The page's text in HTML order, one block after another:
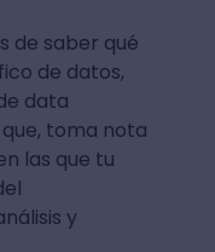
de saber qué
de datos,
data
toma nota
las que tu
y